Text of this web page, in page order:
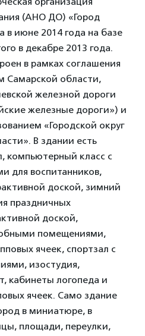
(АНО ДО) «Город
в июне 2014 года на базе
в декабре 2013 года.
в рамках соглашения
Самарской области,
железной дороги
железные дороги») и
«Городской округ
В здании есть
компьютерный класс с
для воспитанников,
доской, зимний
праздничных
доской,
помещениями,
ячеек, спортзал с
изостудия,
кабинеты логопеда и
ячеек. Само здание
в миниатюре, в
площади, переулки,